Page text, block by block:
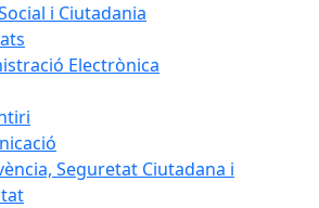
i Ciutadania
Electrònica
Seguretat Ciutadana i